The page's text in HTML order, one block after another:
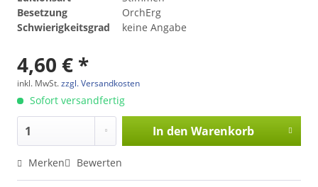
Besetzung
OrchErg
Schwierigkeitsgrad
keine Angabe
4,60 € *
inkl. MwSt.zzgl. Versandkosten
Sofort versandfertig
In den Warenkorb
Merken Bewerten